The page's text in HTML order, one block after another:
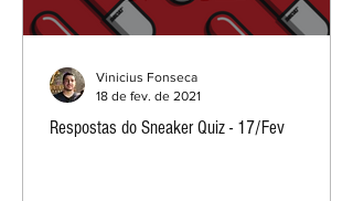
Respostas do Sneaker Quiz - 17/Fev
Vinicius Fonseca
18 de fev. de 2021